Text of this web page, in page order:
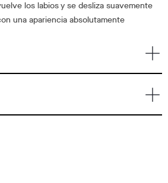
los labios y se desliza suavemente
una apariencia absolutamente